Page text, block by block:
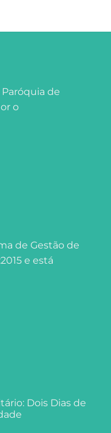
de
o
de Gestão de
e está
Dois Dias de